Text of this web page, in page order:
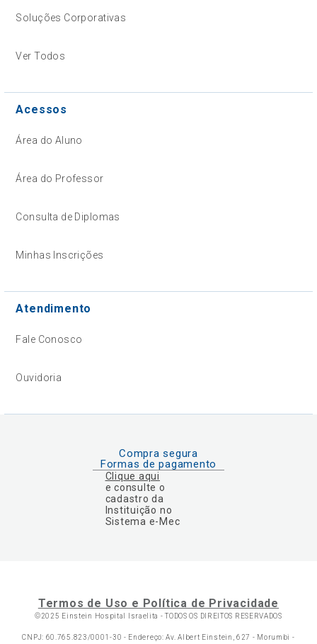
Soluções Corporativas
Ver Todos
Acessos
Área do Aluno
Área do Professor
Consulta de Diplomas
Minhas Inscrições
Atendimento
Fale Conosco
Ouvidoria
Compra segura
Formas de pagamento
Clique aqui
e consulte o
cadastro da
Instituição no
Sistema e-Mec
Termos de Uso e Política de Privacidade
©2025 Einstein Hospital Israelita -TODOS OS DIREITOS RESERVADOS
CNPJ: 60.765.823/0001-30 - Endereço: Av. Albert Einstein, 627 - Morumbi -